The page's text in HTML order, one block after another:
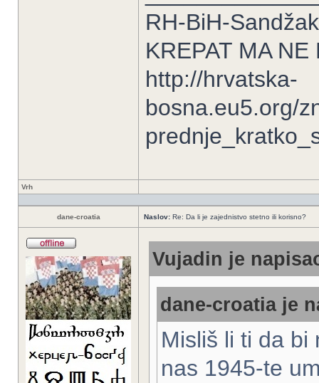
RH-BiH-
KREPAT MA NE
http://hrvatska-
bosna.eu5.org/
Vrh
dane-croatia Naslov: Re: Da li je zajednistvo stetno ili korisno?
Vujadin je
dane-croatia je
Misliš li ti da bi
nas 1945-te